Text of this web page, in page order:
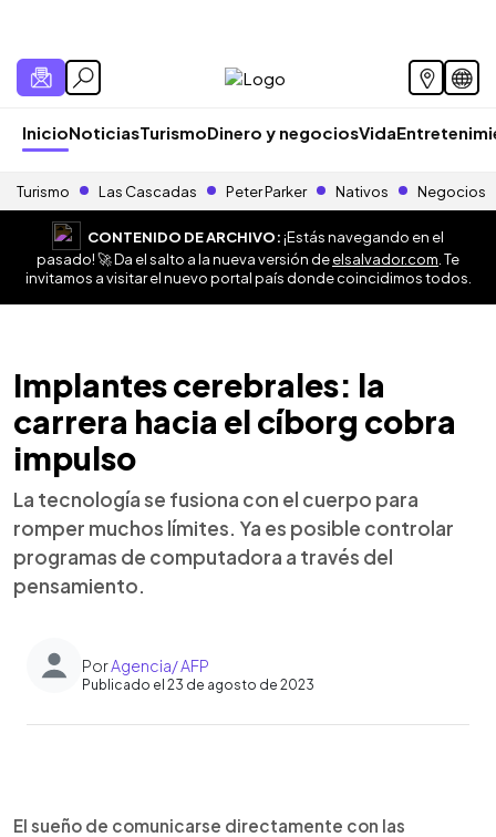
InicioNoticiasTurismoDinero y negociosVida
Turismo Las Cascadas Peter Parker Nativos Negocios
CONTENIDO DE ARCHIVO:¡Estás navegando en el
pasado! 🚀 Da el salto a la nueva versión deelsalvador.com . Te
invitamos a visitar el nuevo portal país donde coincidimos todos.
Implantes cerebrales: la
carrera hacia el cíborg cobra
impulso
La tecnología se fusiona con el cuerpo para
romper muchos límites. Ya es posible controlar
programas de computadora a través del
pensamiento.
PorAgencia/ AFP
Publicado el 23 de agosto de 2023
► Escuchar artículo
El sueño de comunicarse directamente con las